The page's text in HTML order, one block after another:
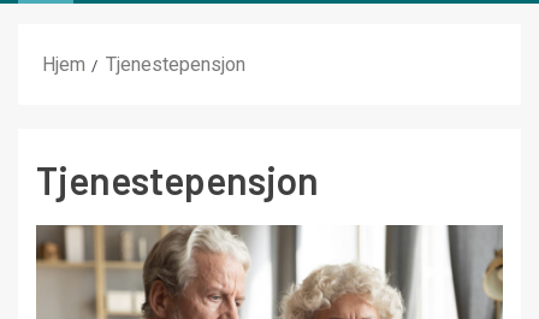
Hjem Tjenestepensjon
Tjenestepensjon